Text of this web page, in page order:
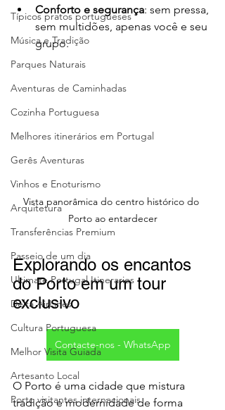
Típicos pratos portugueses
Música e Tradição
Parques Naturais
Aventuras de Caminhadas
Cozinha Portuguesa
Melhores itinerários em Portugal
Gerês Aventuras
Vinhos e Enoturismo
Arquitetura
Transferências Premium
Passeio de um dia
Ultimate Portugal Itineraries
Delta AirLines
Cultura Portuguesa
Melhor Visita Guiada
Artesanto Local
Porto visitantes internacionais
Conforto e segurança: sem pressa,
sem multidões, apenas você e seu
grupo.
Vista panorâmica do centro histórico do
Porto ao entardecer
Explorando os encantos
do Porto em um tour
exclusivo
Contacte-nos - WhatsApp
O Porto é uma cidade que mistura
tradição e modernidade de forma